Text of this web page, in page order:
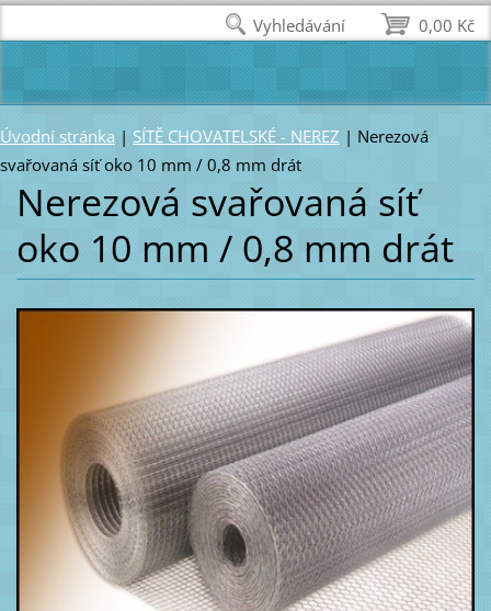
Úvodní stránka | SÍTĚ CHOVATELSKÉ - NEREZ | Nerezová
svařovaná síť oko 10 mm / 0,8 mm drát
Nerezová svařovaná síť
oko 10 mm / 0,8 mm drát
0,00 Kč
Vyhledávání